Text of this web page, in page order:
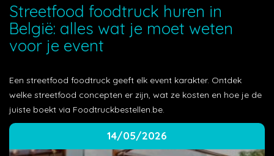
Streetfood foodtruck huren in
België: alles wat je moet weten
voor je event
Een streetfood foodtruck geeft elk event karakter. Ontdek
welke streetfood concepten er zijn, wat ze kosten en hoe je de
juiste boekt via Foodtruckbestellen.be.
14/05/2026